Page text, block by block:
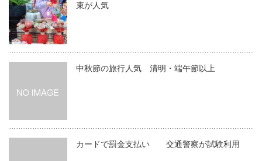
束が人気
中秋節の旅行人気 清明・端午節以上
カードで罰金支払い 交通警察が試験利用